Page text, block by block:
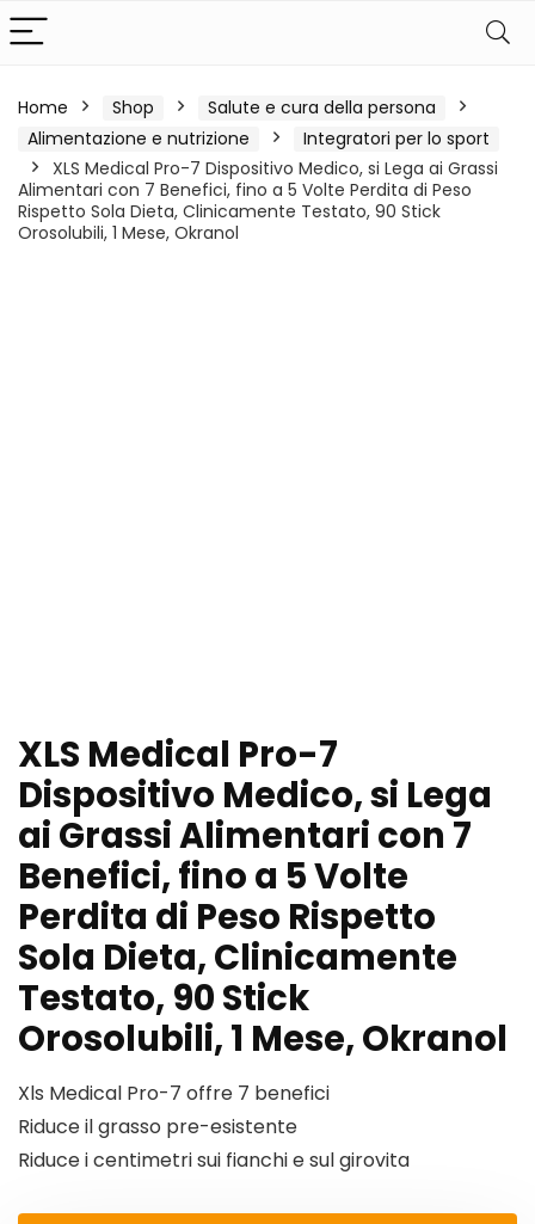
Home Shop
Salute e cura della persona
Alimentazione e nutrizione
Integratori per lo sport
XLS Medical Pro-7 Dispositivo Medico, si Lega ai Grassi
Alimentari con 7 Benefici, fino a 5 Volte Perdita di Peso
Rispetto Sola Dieta, Clinicamente Testato, 90 Stick
Orosolubili, 1 Mese, Okranol
XLS Medical Pro-7
Dispositivo Medico, si Lega
ai Grassi Alimentari con 7
Benefici, fino a 5 Volte
Perdita di Peso Rispetto
Sola Dieta, Clinicamente
Testato, 90 Stick
Orosolubili, 1 Mese, Okranol
Xls Medical Pro-7 offre 7 benefici
Riduce il grasso pre-esistente
Riduce i centimetri sui fianchi e sul girovita